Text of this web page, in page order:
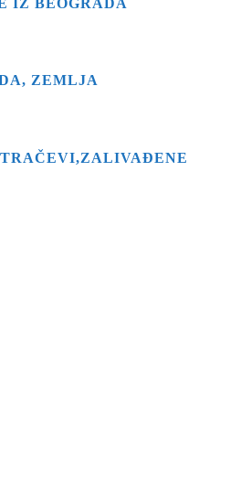
IZ BEOGRADA
ZEMLJA